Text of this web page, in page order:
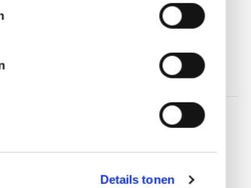
Details tonen
geschreven over dit product..